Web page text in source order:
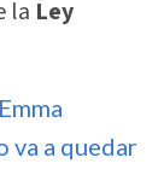
la Ley
va a quedar